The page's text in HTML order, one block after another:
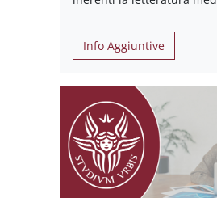
Info Aggiuntive